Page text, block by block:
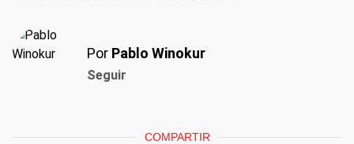
Por Pablo Winokur
Seguir
COMPARTIR